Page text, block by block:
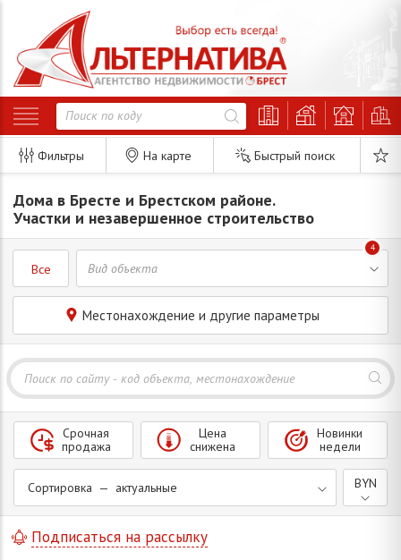
Фильтры На карте Быстрый поиск
Дома в Бресте и Брестском районе.
Участки и незавершенное строительство
Все
4
Местонахождение и другие параметры
Сортировка — актуальные
Срочная
продажа
Цена
снижена
Новинки
недели
BYN
Подписаться на рассылку